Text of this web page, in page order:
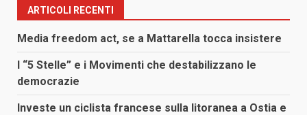
ARTICOLI RECENTI
Media freedom act, se a Mattarella tocca insistere
I “5 Stelle” e i Movimenti che destabilizzano le
democrazie
Investe un ciclista francese sulla litoranea a Ostia e